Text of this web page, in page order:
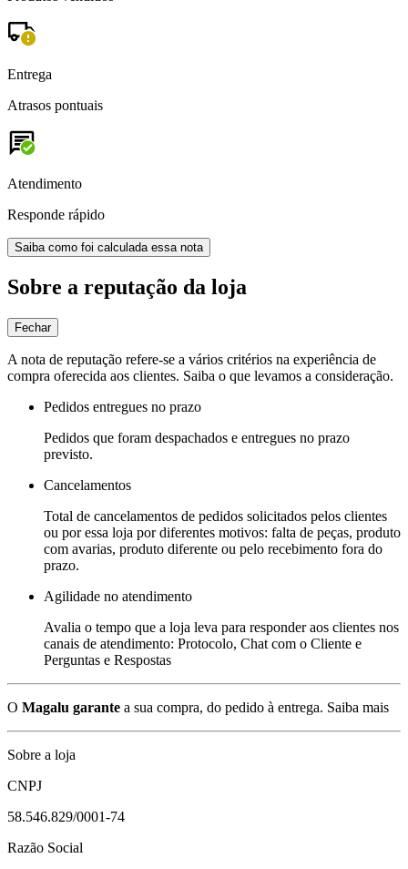
Entrega
Atrasos pontuais
Atendimento
Responde rápido
Saiba como foi calculada essa nota
Sobre a reputação da loja
Fechar
A nota de reputação refere-se a vários critérios na experiência de
compra oferecida aos clientes. Saiba o que levamos a consideração.
Pedidos entregues no prazo
Pedidos que foram despachados e entregues no prazo
previsto.
Cancelamentos
Total de cancelamentos de pedidos solicitados pelos clientes
ou por essa loja por diferentes motivos: falta de peças, produto
com avarias, produto diferente ou pelo recebimento fora do
prazo.
Agilidade no atendimento
Avalia o tempo que a loja leva para responder aos clientes nos
canais de atendimento: Protocolo, Chat com o Cliente e
Perguntas e Respostas
O Magalu garante a sua compra, do pedido à entrega. Saiba mais
Sobre a loja
CNPJ
58.546.829/0001-74
Razão Social